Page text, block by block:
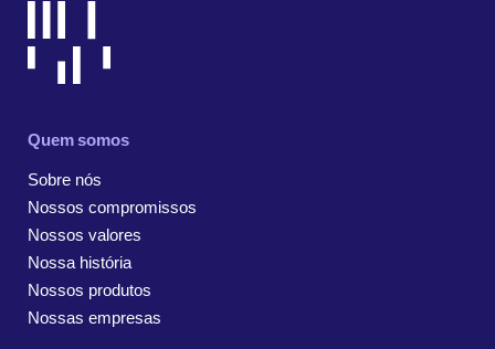
Quem somos
Sobre nós
Nossos compromissos
Nossos valores
Nossa história
Nossos produtos
Nossas empresas